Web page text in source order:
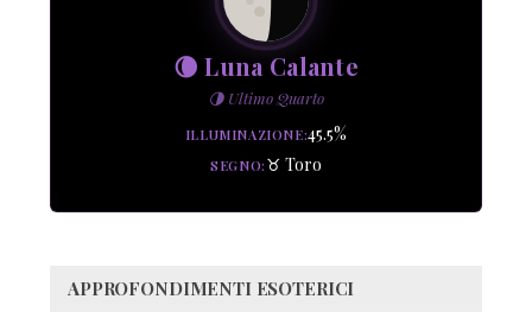
🌘 Luna Calante
🌗 Ultimo Quarto
ILLUMINAZIONE 45.5%
SEGNO ♉ Toro
APPROFONDIMENTI ESOTERICI